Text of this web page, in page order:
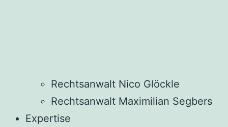
Rechtsanwalt Nico Glöckle
Rechtsanwalt Maximilian Segbers
Expertise